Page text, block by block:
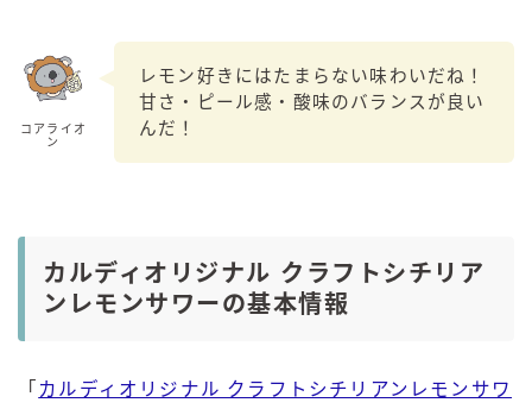
コアライオ
ン
レモン好きにはたまらない味わいだね！
甘さ・ピール感・酸味のバランスが良い
んだ！
カルディオリジナル クラフトシチリア
ンレモンサワーの基本情報
「 カルディオリジナル クラフトシチリアンレモンサワ